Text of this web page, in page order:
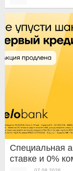
Специальная
ставке и 0%